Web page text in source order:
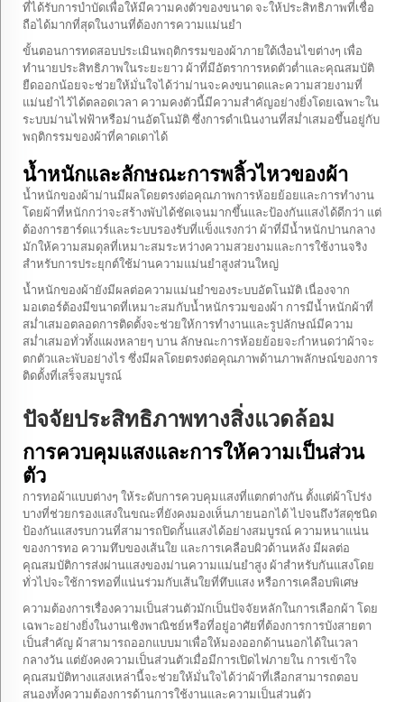
ที่ได้รับการบำบัดเพื่อให้มีความคงตัวของขนาด จะให้ประสิทธิภาพที่เชื่อ
ถือได้มากที่สุดในงานที่ต้องการความแม่นยำ
ขั้นตอนการทดสอบประเมินพฤติกรรมของผ้าภายใต้เงื่อนไขต่างๆ เพื่อ
ทำนายประสิทธิภาพในระยะยาว ผ้าที่มีอัตราการหดตัวต่ำและคุณสมบัติ
ยืดออกน้อยจะช่วยให้มั่นใจได้ว่าม่านจะคงขนาดและความสวยงามที่
แม่นยำไว้ได้ตลอดเวลา ความคงตัวนี้มีความสำคัญอย่างยิ่งโดยเฉพาะใน
ระบบม่านไฟฟ้าหรือม่านอัตโนมัติ ซึ่งการดำเนินงานที่สม่ำเสมอขึ้นอยู่กับ
พฤติกรรมของผ้าที่คาดเดาได้
น้ำหนักและลักษณะการพลิ้วไหวของผ้า
น้ำหนักของผ้าม่านมีผลโดยตรงต่อคุณภาพการห้อยย้อยและการทำงาน
โดยผ้าที่หนักกว่าจะสร้างพับได้ชัดเจนมากขึ้นและป้องกันแสงได้ดีกว่า แต่
ต้องการฮาร์ดแวร์และระบบรองรับที่แข็งแรงกว่า ผ้าที่มีน้ำหนักปานกลาง
มักให้ความสมดุลที่เหมาะสมระหว่างความสวยงามและการใช้งานจริง
สำหรับการประยุกต์ใช้ม่านความแม่นยำสูงส่วนใหญ่
น้ำหนักของผ้ายังมีผลต่อความแม่นยำของระบบอัตโนมัติ เนื่องจาก
มอเตอร์ต้องมีขนาดที่เหมาะสมกับน้ำหนักรวมของผ้า การมีน้ำหนักผ้าที่
สม่ำเสมอตลอดการติดตั้งจะช่วยให้การทำงานและรูปลักษณ์มีความ
สม่ำเสมอทั่วทั้งแผงหลายๆ บาน ลักษณะการห้อยย้อยจะกำหนดว่าผ้าจะ
ตกตัวและพับอย่างไร ซึ่งมีผลโดยตรงต่อคุณภาพด้านภาพลักษณ์ของการ
ติดตั้งที่เสร็จสมบูรณ์
ปัจจัยประสิทธิภาพทางสิ่งแวดล้อม
การควบคุมแสงและการให้ความเป็นส่วน
ตัว
การทอผ้าแบบต่างๆ ให้ระดับการควบคุมแสงที่แตกต่างกัน ตั้งแต่ผ้าโปร่ง
บางที่ช่วยกรองแสงในขณะที่ยังคงมองเห็นภายนอกได้ ไปจนถึงวัสดุชนิด
ป้องกันแสงรบกวนที่สามารถปิดกั้นแสงได้อย่างสมบูรณ์ ความหนาแน่น
ของการทอ ความทึบของเส้นใย และการเคลือบผิวด้านหลัง มีผลต่อ
คุณสมบัติการส่งผ่านแสงของม่านความแม่นยำสูง ผ้าสำหรับกันแสงโดย
ทั่วไปจะใช้การทอที่แน่นร่วมกับเส้นใยที่ทึบแสง หรือการเคลือบพิเศษ
ความต้องการเรื่องความเป็นส่วนตัวมักเป็นปัจจัยหลักในการเลือกผ้า โดย
เฉพาะอย่างยิ่งในงานเชิงพาณิชย์หรือที่อยู่อาศัยที่ต้องการการบังสายตา
เป็นสำคัญ ผ้าสามารถออกแบบมาเพื่อให้มองออกด้านนอกได้ในเวลา
กลางวัน แต่ยังคงความเป็นส่วนตัวเมื่อมีการเปิดไฟภายใน การเข้าใจ
คุณสมบัติทางแสงเหล่านี้จะช่วยให้มั่นใจได้ว่าผ้าที่เลือกสามารถตอบ
สนองทั้งความต้องการด้านการใช้งานและความเป็นส่วนตัว